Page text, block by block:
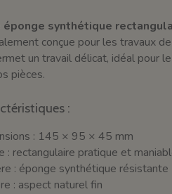
éponge synthétique
conçue pour les travaux
un travail délicat, idéal pour le
pièces.
:
: 145 × 95 × 45 mm
: rectangulaire pratique et
: éponge synthétique résistante
: aspect naturel fin